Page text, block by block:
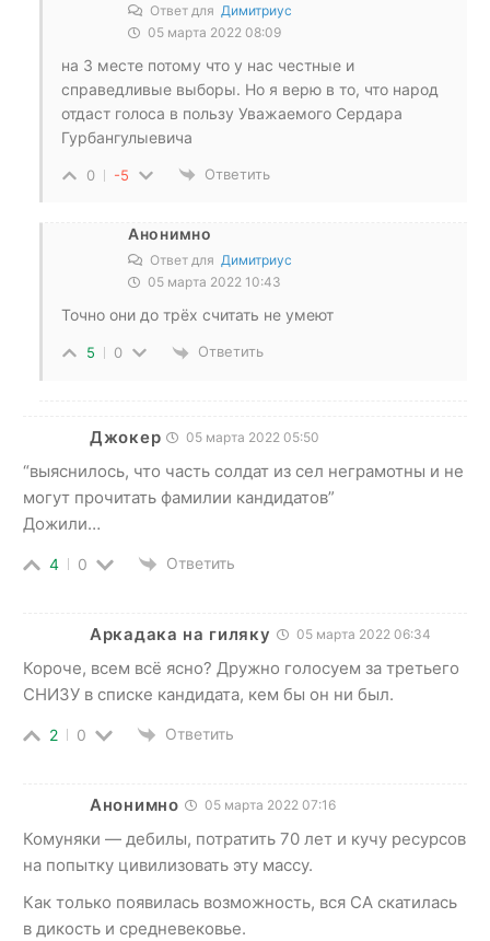
Ответ для Димитриус
05 марта 2022 08:09
на 3 месте потому что у нас честные и
справедливые выборы. Но я верю в то, что народ
отдаст голоса в пользу Уважаемого Сердара
Гурбангулыевича
0 -5 Ответить
Анонимно
Ответ для Димитриус
05 марта 2022 10:43
Точно они до трёх считать не умеют
5 0 Ответить
Джокер 05 марта 2022 05:50
“выяснилось, что часть солдат из сел неграмотны и не
могут прочитать фамилии кандидатов”
Дожили…
4 0 Ответить
Аркадака на гиляку 05 марта 2022 06:34
Короче, всем всё ясно? Дружно голосуем за третьего
СНИЗУ в списке кандидата, кем бы он ни был.
2 0 Ответить
Анонимно 05 марта 2022 07:16
Комуняки — дебилы, потратить 70 лет и кучу ресурсов
на попытку цивилизовать эту массу.
Как только появилась возможность, вся СА скатилась
в дикость и средневековье.